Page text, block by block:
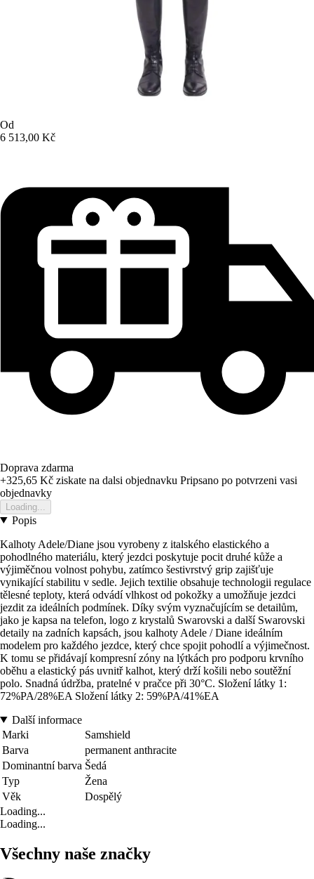
Od
6 513,00 Kč
Doprava zdarma
+325,65 Kč ziskate na dalsi objednavku Pripsano po potvrzeni vasi
objednavky
Loading...
Popis
Kalhoty Adele/Diane jsou vyrobeny z italského elastického a
pohodlného materiálu, který jezdci poskytuje pocit druhé kůže a
výjiměčnou volnost pohybu, zatímco šestivrstvý grip zajišťuje
vynikající stabilitu v sedle. Jejich textilie obsahuje technologii regulace
tělesné teploty, která odvádí vlhkost od pokožky a umožňuje jezdci
jezdit za ideálních podmínek. Díky svým vyznačujícím se detailům,
jako je kapsa na telefon, logo z krystalů Swarovski a další Swarovski
detaily na zadních kapsách, jsou kalhoty Adele / Diane ideálním
modelem pro každého jezdce, který chce spojit pohodlí a výjimečnost.
K tomu se přidávají kompresní zóny na lýtkách pro podporu krvního
oběhu a elastický pás uvnitř kalhot, který drží košili nebo soutěžní
polo. Snadná údržba, pratelné v pračce při 30°C. Složení látky 1:
72%PA/28%EA Složení látky 2: 59%PA/41%EA
Další informace
Marki
Samshield
Barva
permanent anthracite
Dominantní barva Šedá
Typ
Žena
Věk
Dospělý
Loading...
Loading...
Všechny naše značky